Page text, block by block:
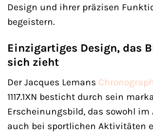
Design und ihrer präzisen
begeistern.
Einzigartiges Design, das
sich zieht
Der Jacques Lemans Chronograph
1117.1XN besticht durch sein
Erscheinungsbild, das sowohl im
auch bei sportlichen Aktivitäten